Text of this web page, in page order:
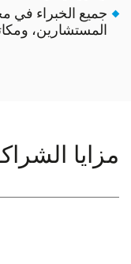
جميع الخبراء في
المستشارين، ومكاتب